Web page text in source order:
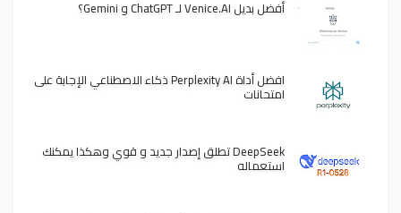
أفضل بديل Venice.AI لـ ChatGPT و Gemini؟
افضل أداة Perplexity AI ذكاء الاصطناعي الإجابة على
امتحانات
DeepSeek تطلق إصدار جديد و قوي وهكذا يمكنك
استعماله